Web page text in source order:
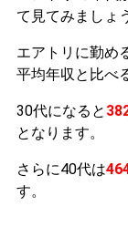
て見てみましょ
エアトリに勤め
平均年収と比べ
30代になると
となります。
さらに40代は
す。